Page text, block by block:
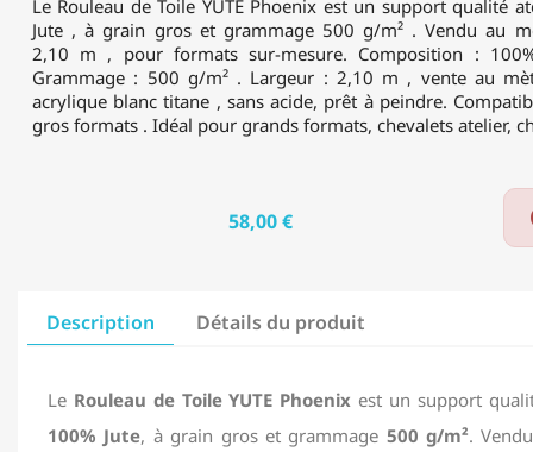
500
G/M²
Le Rouleau de Toile YUTE Phoenix est un support qualité
Jute , à grain gros et grammage 500 g/m² . Vendu au
2,10 m , pour formats sur-mesure. Composition :
Grammage : 500 g/m² . Largeur : 2,10 m , vente au
acrylique blanc titane , sans acide, prêt à peindre.
gros formats . Idéal pour grands formats, chevalets atelier,
58,00 €
Description Détails du produit
Le Rouleau de Toile YUTE Phoenix est un support
100% Jute, à grain gros et grammage 500 g/m².